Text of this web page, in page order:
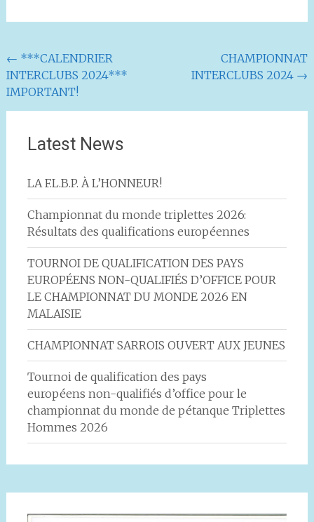
Navigation
de
← ***CALENDRIER
INTERCLUBS 2024***
IMPORTANT!
CHAMPIONNAT
INTERCLUBS 2024 →
Latest News
LA F.L.B.P. À L’HONNEUR!
Championnat du monde triplettes 2026:
Résultats des qualifications européennes
TOURNOI DE QUALIFICATION DES PAYS
EUROPÉENS NON-QUALIFIÉS D’OFFICE POUR
LE CHAMPIONNAT DU MONDE 2026 EN
MALAISIE
CHAMPIONNAT SARROIS OUVERT AUX JEUNES
Tournoi de qualification des pays
européens non-qualifiés d’office pour le
championnat du monde de pétanque Triplettes
Hommes 2026